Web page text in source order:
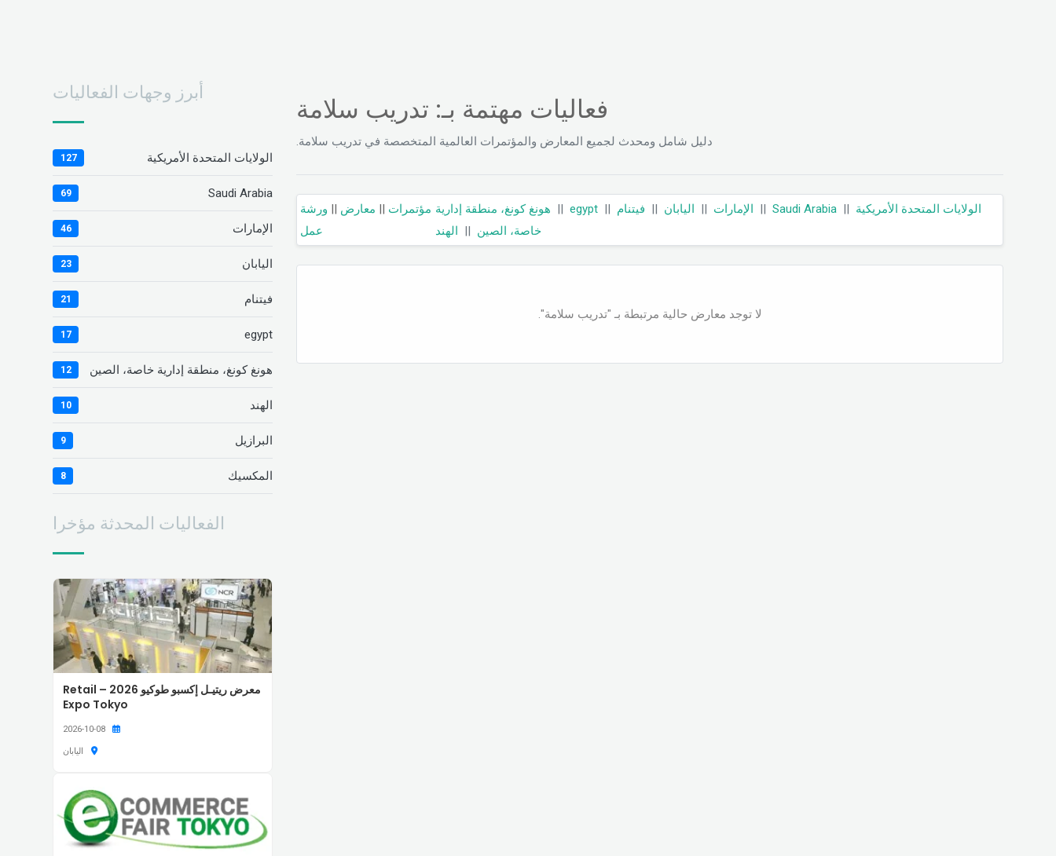
فعاليات مهتمة بـ: تدريب سلامة
دليل شامل ومحدث لجميع المعارض والمؤتمرات العالمية المتخصصة في تدريب سلامة.
الولايات المتحدة الأمريكية ||
Saudi Arabia
|| الإمارات || اليابان || فيتنام ||
egypt
|| هونغ كونغ، منطقة إدارية
خاصة، الصين || الهند
مؤتمرات || معارض || ورشة
عمل
لا توجد معارض حالية مرتبطة بـ "تدريب سلامة".
أبرز وجهات الفعاليات
الولايات المتحدة الأمريكية 127
Saudi Arabia
69
الإمارات 46
اليابان 23
فيتنام 21
egypt
17
هونغ كونغ، منطقة إدارية خاصة، الصين 12
الهند 10
البرازيل 9
المكسيك 8
الفعاليات المحدثة مؤخرا
معرض ريتيـل إكسبو طوكيو 2026 – Retail
Expo Tokyo
اليابان